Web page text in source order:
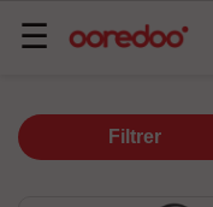
Basculer
☰
Filtrer